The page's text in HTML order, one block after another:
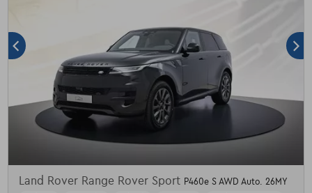
Land Rover Range Rover Sport P460e S AWD Auto. 26MY